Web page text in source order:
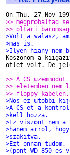
On Thu, 27 Nov
>> megprobaltad
>> oltari
>Volt a valasz,
>mas is.
>Ilyen hiany nem
Koszonom a
otlet volt. De
>> A CS
>> eletemben
>> floppy kabelen.
>Nos ez utobbi
>A CS-et a
>kell hozza.
>Ez viszont nem
>hanem arrol,
>szakitva.
>Ezt onnan
>(pont WD 850-es